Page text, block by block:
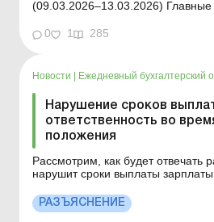
(09.03.2026–13.03.2026) Главные новости о важнейших
ежедневно Содержание номера Юридические
0 1 285
Новости | Ежедневный бухгалтерский
Нарушение сроков
ответственность во
положения
Рассмотрим, как будет отвечать
нарушит сроки выплаты
выплачивается в январе 2026
освобождается от
РАЗЪЯСНЕНИЕ